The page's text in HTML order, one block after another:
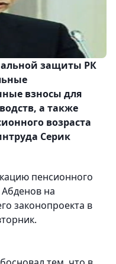
защиты РК
взносы для
а также
возраста
Серик
пенсионного
на
законопроекта в